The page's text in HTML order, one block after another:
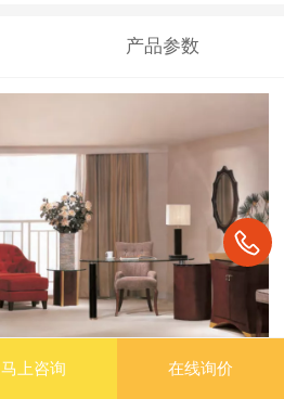
产品参数
马上咨询 在线询价